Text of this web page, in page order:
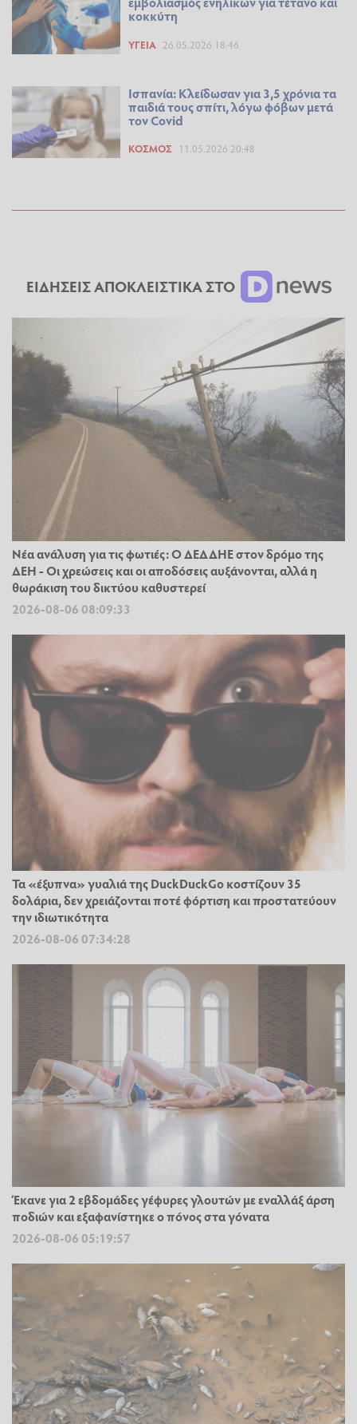
κοκκύτη
ΥΓΕΊΑ 26.05.2026 18:46
Ισπανία: Κλείδωσαν για 3,5 χρόνια τα
παιδιά τους σπίτι, λόγω φόβων μετά
τον Covid
ΚΌΣΜΟΣ 11.05.2026 20:48
ΕΙΔΗΣΕΙΣ ΑΠΟΚΛΕΙΣΤΙΚΑ ΣΤΟ
Νέα ανάλυση για τις φωτιές: Ο ΔΕΔΔΗΕ στον δρόμο της
ΔΕΗ - Οι χρεώσεις και οι αποδόσεις αυξάνονται, αλλά η
θωράκιση του δικτύου καθυστερεί
2026-08-06 08:09:33
Τα «έξυπνα» γυαλιά της DuckDuckGo κοστίζουν 35
δολάρια, δεν χρειάζονται ποτέ φόρτιση και προστατεύουν
την ιδιωτικότητα
2026-08-06 07:34:28
Έκανε για 2 εβδομάδες γέφυρες γλουτών με εναλλάξ άρση
ποδιών και εξαφανίστηκε ο πόνος στα γόνατα
2026-08-06 05:19:57